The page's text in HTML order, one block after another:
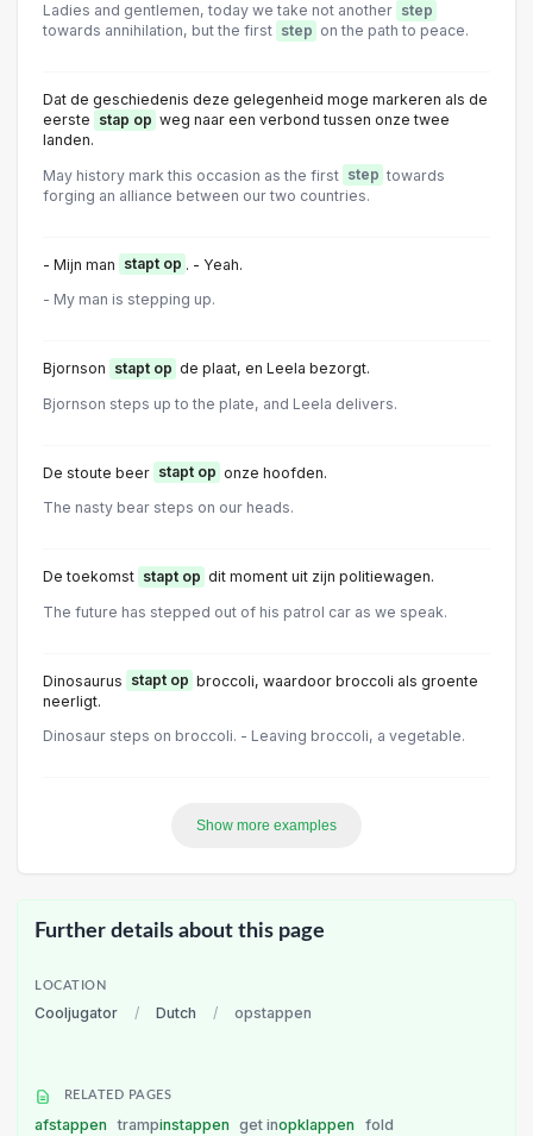
Ladies and gentlemen, today we take not another step
towards annihilation, but the first step on the path to peace.
Dat de geschiedenis deze gelegenheid moge markeren als de
eerste stap op weg naar een verbond tussen onze twee
landen.
May history mark this occasion as the first step towards
forging an alliance between our two countries.
- Mijn man stapt op . - Yeah.
- My man is stepping up.
Bjornson stapt op de plaat, en Leela bezorgt.
Bjornson steps up to the plate, and Leela delivers.
De stoute beer stapt op onze hoofden.
The nasty bear steps on our heads.
De toekomst stapt op dit moment uit zijn politiewagen.
The future has stepped out of his patrol car as we speak.
Dinosaurus stapt op broccoli, waardoor broccoli als groente
neerligt.
Dinosaur steps on broccoli. - Leaving broccoli, a vegetable.
Show more examples
Further details about this page
LOCATION
Cooljugator / Dutch / opstappen
RELATED PAGES
afstappen trampinstappen get inopklappen
fold